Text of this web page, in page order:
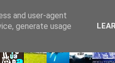
and user-agent
generate usage